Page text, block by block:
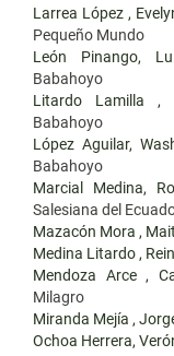
Larrea López ,
Pequeño Mundo
León Pinango,
Babahoyo
Litardo Lamilla ,
Babahoyo
López Aguilar,
Babahoyo
Marcial Medina,
Salesiana del
Mazacón Mora ,
Medina Litardo ,
Mendoza Arce ,
Milagro
Miranda Mejía ,
Ochoa Herrera,